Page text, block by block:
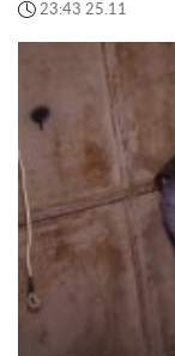
23:43 25.11